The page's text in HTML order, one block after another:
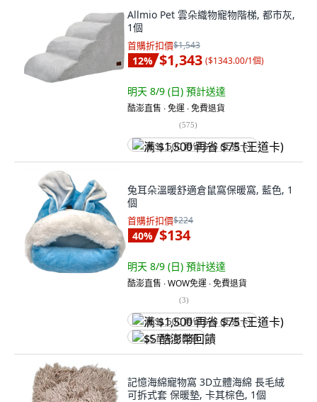
Allmio Pet 雲朵織物寵物階梯, 都市灰,
1個
首購折扣價$1,543
12% $1,343 ($1343.00/1個)
明天 8/9 (日) 預計送達
酷澎直售 ∙ 免運 ∙ 免費退貨
(575)
满 $1,500 再省 $75 (王道卡)
兔耳朵溫暖舒適倉鼠窩保暖窩, 藍色, 1
個
首購折扣價$224
40% $134
明天 8/9 (日) 預計送達
酷澎直售 ∙ WOW免運 ∙ 免費退貨
(3)
满 $1,500 再省 $75 (王道卡)
$5 酷澎幣回饋
記憶海綿寵物窩 3D立體海綿 長毛絨
可拆式套 保暖墊, 卡其棕色, 1個